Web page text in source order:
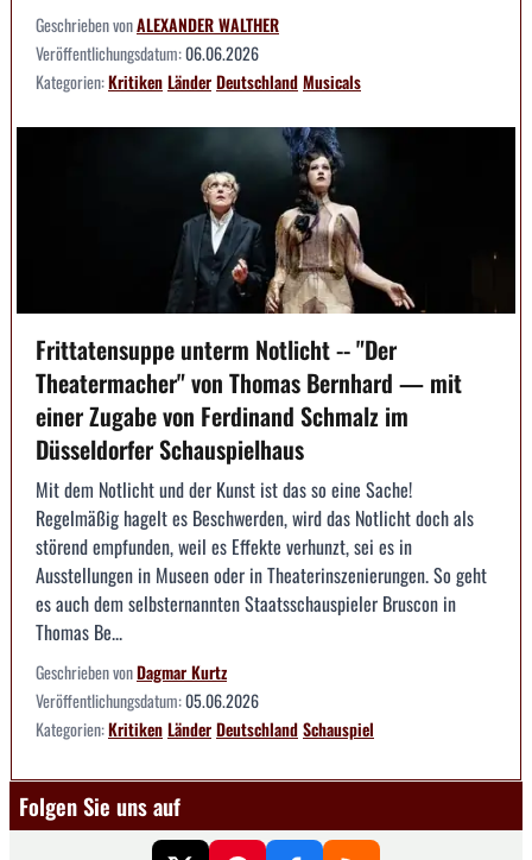
Geschrieben vonALEXANDER WALTHER
Veröffentlichungsdatum:06.06.2026
Kategorien:KritikenLänderDeutschlandMusicals
Frittatensuppe unterm Notlicht -- "Der
Theatermacher" von Thomas Bernhard — mit
einer Zugabe von Ferdinand Schmalz im
Düsseldorfer Schauspielhaus
Mit dem Notlicht und der Kunst ist das so eine Sache!
Regelmäßig hagelt es Beschwerden, wird das Notlicht doch als
störend empfunden, weil es Effekte verhunzt, sei es in
Ausstellungen in Museen oder in Theaterinszenierungen. So geht
es auch dem selbsternannten Staatsschauspieler Bruscon in
Thomas Be...
Geschrieben vonDagmar Kurtz
Veröffentlichungsdatum:05.06.2026
Kategorien:KritikenLänderDeutschlandSchauspiel
Folgen Sie uns auf